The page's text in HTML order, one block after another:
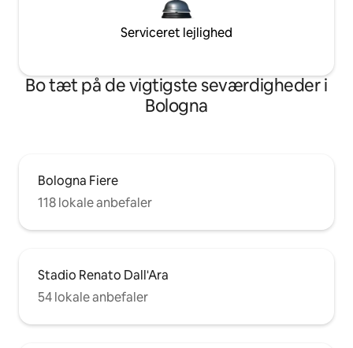
Serviceret lejlighed
Bo tæt på de vigtigste seværdigheder i
Bologna
Bologna Fiere
118 lokale anbefaler
Stadio Renato Dall'Ara
54 lokale anbefaler